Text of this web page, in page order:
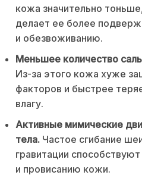
кожа значительно
делает ее более
и обезвоживанию.
Меньшее количество
Из-за этого кожа хуже
факторов и быстрее
влагу.
Активные мимические
тела. Частое сгибание
гравитации
и провисанию кожи.